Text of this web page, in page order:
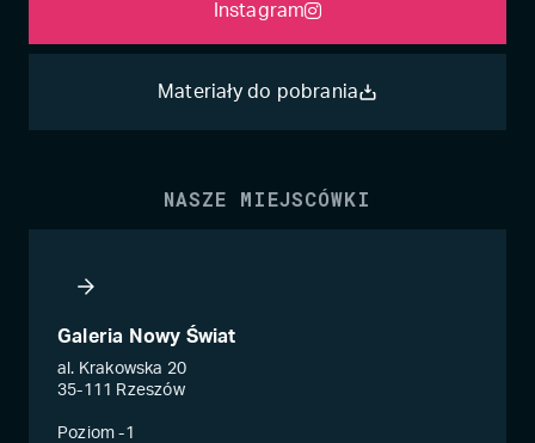
Instagram
Materiały do pobrania
NASZE MIEJSCÓWKI
Galeria Nowy Świat
al. Krakowska 20
35-111 Rzeszów
Poziom -1